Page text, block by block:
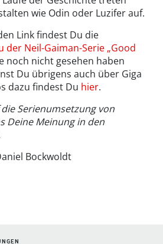
wie Odin oder Luzifer auf.
Link findest Du die
der Neil-Gaiman-Serie „Good
noch nicht gesehen haben
Du übrigens auch über Giga
dazu findest Du hier.
Serienumsetzung von
Deine Meinung in den
Bockwoldt